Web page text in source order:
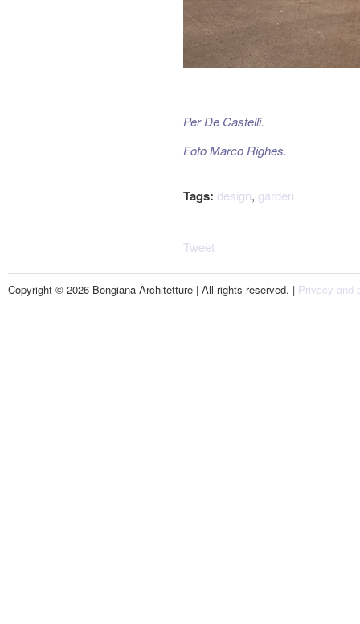
Per De Castelli.
Foto Marco Righes.
Tags: design, garden
Tweet
Copyright © 2026 Bongiana Architetture | All rights reserved. | Privacy and